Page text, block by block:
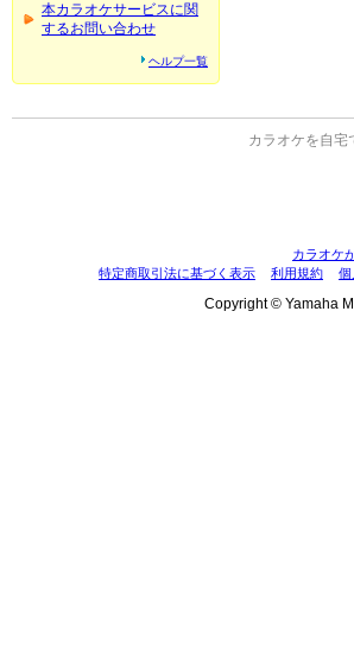
本カラオケサービスに関
するお問い合わせ
ヘルプ一覧
カラオケを自宅
カラオケ
特定商取引法に基づく表示
利用規約 個
Copyright © Yamaha